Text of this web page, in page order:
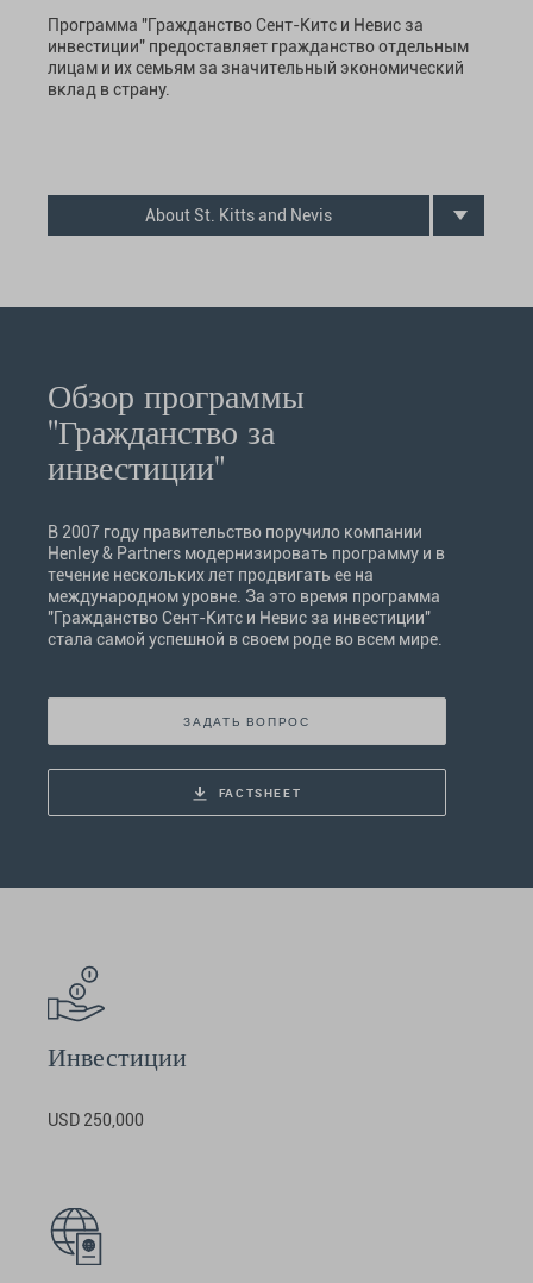
Программа "Гражданство Сент-Китс и Невис за
инвестиции" предоставляет гражданство отдельным
лицам и их семьям за значительный экономический
вклад в страну.
About St. Kitts and Nevis
Обзор программы
"Гражданство за
инвестиции"
В 2007 году правительство поручило компании
Henley & Partners модернизировать программу и в
течение нескольких лет продвигать ее на
международном уровне. За это время программа
"Гражданство Сент-Китс и Невис за инвестиции"
стала самой успешной в своем роде во всем мире.
ЗАДАТЬ ВОПРОС
FACTSHEET
Инвестиции
USD 250,000